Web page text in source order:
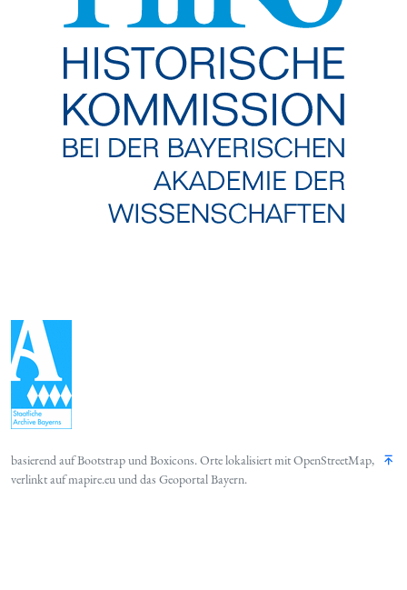
basierend aufBootstrapundBoxicons. Orte lokalisiert mitOpenStreetMap,
verlinkt aufmapire.euund das Geoportal Bayern.